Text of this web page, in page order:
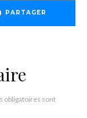
PARTAGER
obligatoires sont